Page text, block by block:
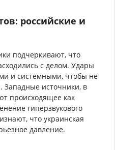
российские и
подчеркивают, что
с делом. Удары
и системными, чтобы не
Западные источники, в
происходящее как
гиперзвукового
что украинская
давление.